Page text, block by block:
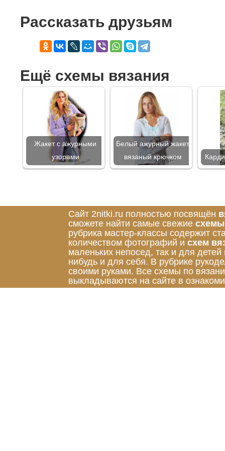
Рассказать друзьям
Ещё схемы вязания
Жакет с ажурными
узорами
Белый ажурный жакет
вязаный крючком
Сайт 2nitki.ru полностью посвящён
сможете найти самые свежие схемы
рубрика мастер-классы содержит
количеством фотографий и схем
маленьких непосед, так и для
нибудь и для себя. В рубрике
своими руками. Все схемы по
выкладываются на сайте в